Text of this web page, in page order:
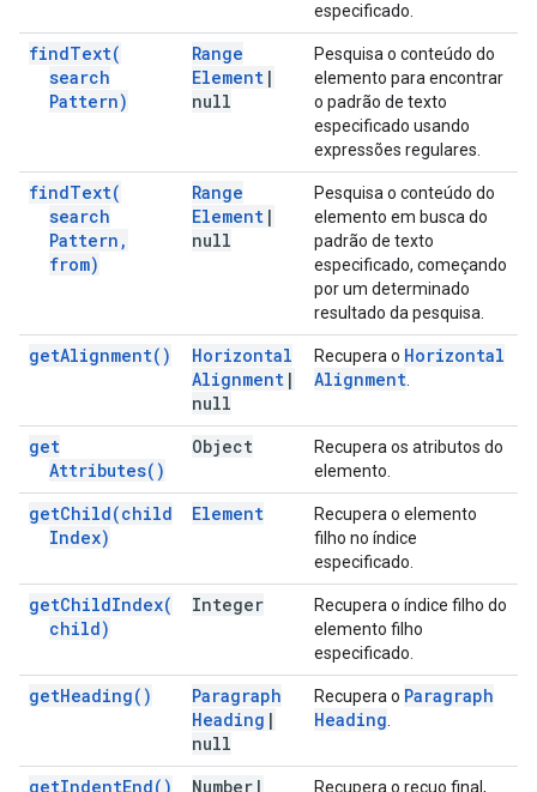
especificado.
findText(
search
Pattern)
Range
Element |
null
Pesquisa o conteúdo do
elemento para encontrar
o padrão de texto
especificado usando
expressões regulares.
findText(
search
Pattern ,
from)
Range
Element |
null
Pesquisa o conteúdo do
elemento em busca do
padrão de texto
especificado, começando
por um determinado
resultado da pesquisa.
getAlignment( )
Horizontal
Alignment |
null
Recupera o Horizontal
Alignment
get
Attributes( )
Object
Recupera os atributos do
elemento.
getChild(child
Index)
Element
Recupera o elemento
filho no índice
especificado.
getChildIndex(
child)
Integer
Recupera o índice filho do
elemento filho
especificado.
getHeading( )
Paragraph
Heading |
null
Recupera o Paragraph
Heading
getIndentEnd( ) Number |
Recupera o recuo final,